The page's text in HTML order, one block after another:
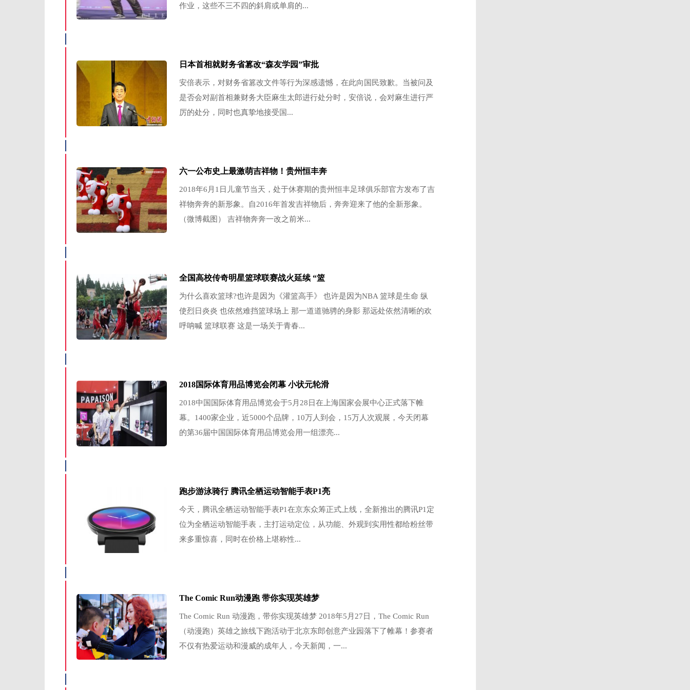
作业，这些不三不四的斜肩或单肩的...
日本首相就财务省篡改“森友学园”审批
安倍表示，对财务省篡改文件等行为深感遗憾，在此向国民致歉。当被问及
是否会对副首相兼财务大臣麻生太郎进行处分时，安倍说，会对麻生进行严
厉的处分，同时也真挚地接受国...
六一公布史上最激萌吉祥物！贵州恒丰奔
2018年6月1日儿童节当天，处于休赛期的贵州恒丰足球俱乐部官方发布了吉
祥物奔奔的新形象。自2016年首发吉祥物后，奔奔迎来了他的全新形象。
（微博截图） 吉祥物奔奔一改之前米...
全国高校传奇明星篮球联赛战火延续 “篮
为什么喜欢篮球?也许是因为《灌篮高手》 也许是因为NBA 篮球是生命 纵
使烈日炎炎 也依然难挡篮球场上 那一道道驰骋的身影 那远处依然清晰的欢
呼呐喊 篮球联赛 这是一场关于青春...
2018国际体育用品博览会闭幕 小状元轮滑
2018中国国际体育用品博览会于5月28日在上海国家会展中心正式落下帷
幕。1400家企业，近5000个品牌，10万人到会，15万人次观展，今天闭幕
的第36届中国国际体育用品博览会用一组漂亮...
跑步游泳骑行 腾讯全栖运动智能手表P1亮
今天，腾讯全栖运动智能手表P1在京东众筹正式上线，全新推出的腾讯P1定
位为全栖运动智能手表，主打运动定位，从功能、外观到实用性都给粉丝带
来多重惊喜，同时在价格上堪称性...
The Comic Run动漫跑 带你实现英雄梦
The Comic Run 动漫跑，带你实现英雄梦 2018年5月27日，The Comic Run
（动漫跑）英雄之旅线下跑活动于北京东郎创意产业园落下了帷幕！参赛者
不仅有热爱运动和漫威的成年人，今天新闻，一...